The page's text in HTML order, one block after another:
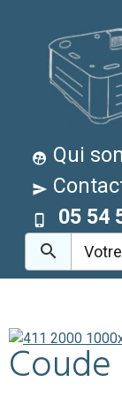
Qui
05 54
Coude